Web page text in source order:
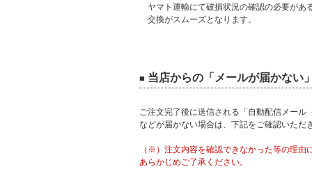
ヤマト運輸にて破損状況の確認の必要があ
交換がスムーズとなります。
■ 当店からの「メールが届かない
ご注文完了後に送信される「自動配信メー
などが届かない場合は、下記をご確認いただ
（※）注文内容を確認できなかった等の理
あらかじめご了承ください。